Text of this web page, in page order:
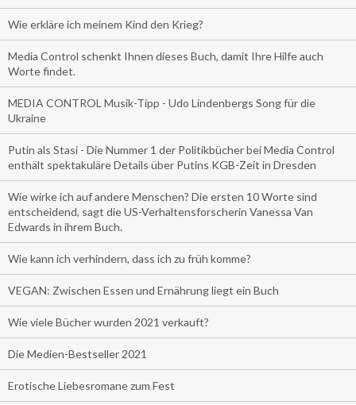
Wie erkläre ich meinem Kind den Krieg?
Media Control schenkt Ihnen dieses Buch, damit Ihre Hilfe auch
Worte findet.
MEDIA CONTROL Musik-Tipp - Udo Lindenbergs Song für die
Ukraine
Putin als Stasi - Die Nummer 1 der Politikbücher bei Media Control
enthält spektakuläre Details über Putins KGB-Zeit in Dresden
Wie wirke ich auf andere Menschen? Die ersten 10 Worte sind
entscheidend, sagt die US-Verhaltensforscherin Vanessa Van
Edwards in ihrem Buch.
Wie kann ich verhindern, dass ich zu früh komme?
VEGAN: Zwischen Essen und Ernährung liegt ein Buch
Wie viele Bücher wurden 2021 verkauft?
Die Medien-Bestseller 2021
Erotische Liebesromane zum Fest